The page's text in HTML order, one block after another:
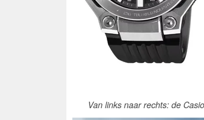
Van links naar rechts: de